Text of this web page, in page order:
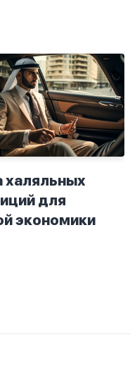
халяльных
для
экономики